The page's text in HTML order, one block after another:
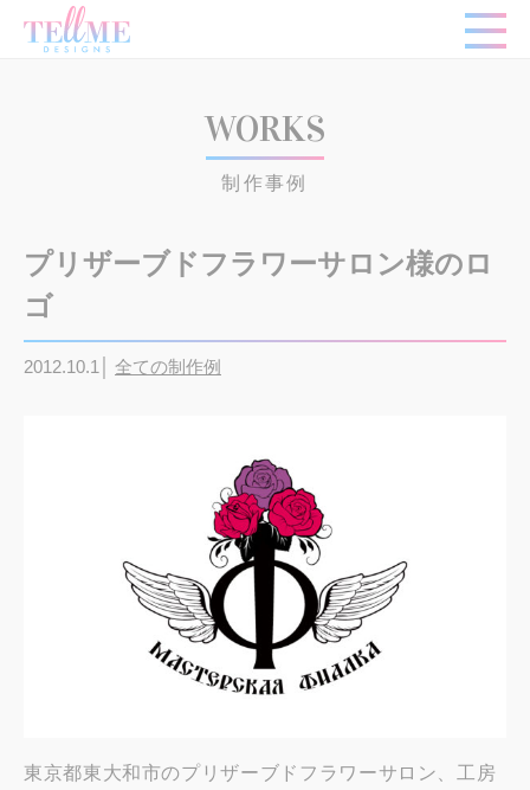
WORKS
制作事例
プリザーブドフラワーサロン様のロ
ゴ
2012.10.1│ 全ての制作例
東京都東大和市のプリザーブドフラワーサロン、工房